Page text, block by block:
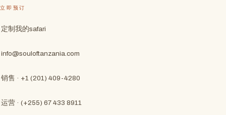
立即预订
定制我的safari
info@souloftanzania.com
销售 · +1 (201) 409-4280
运营 · (+255) 67 433 8911